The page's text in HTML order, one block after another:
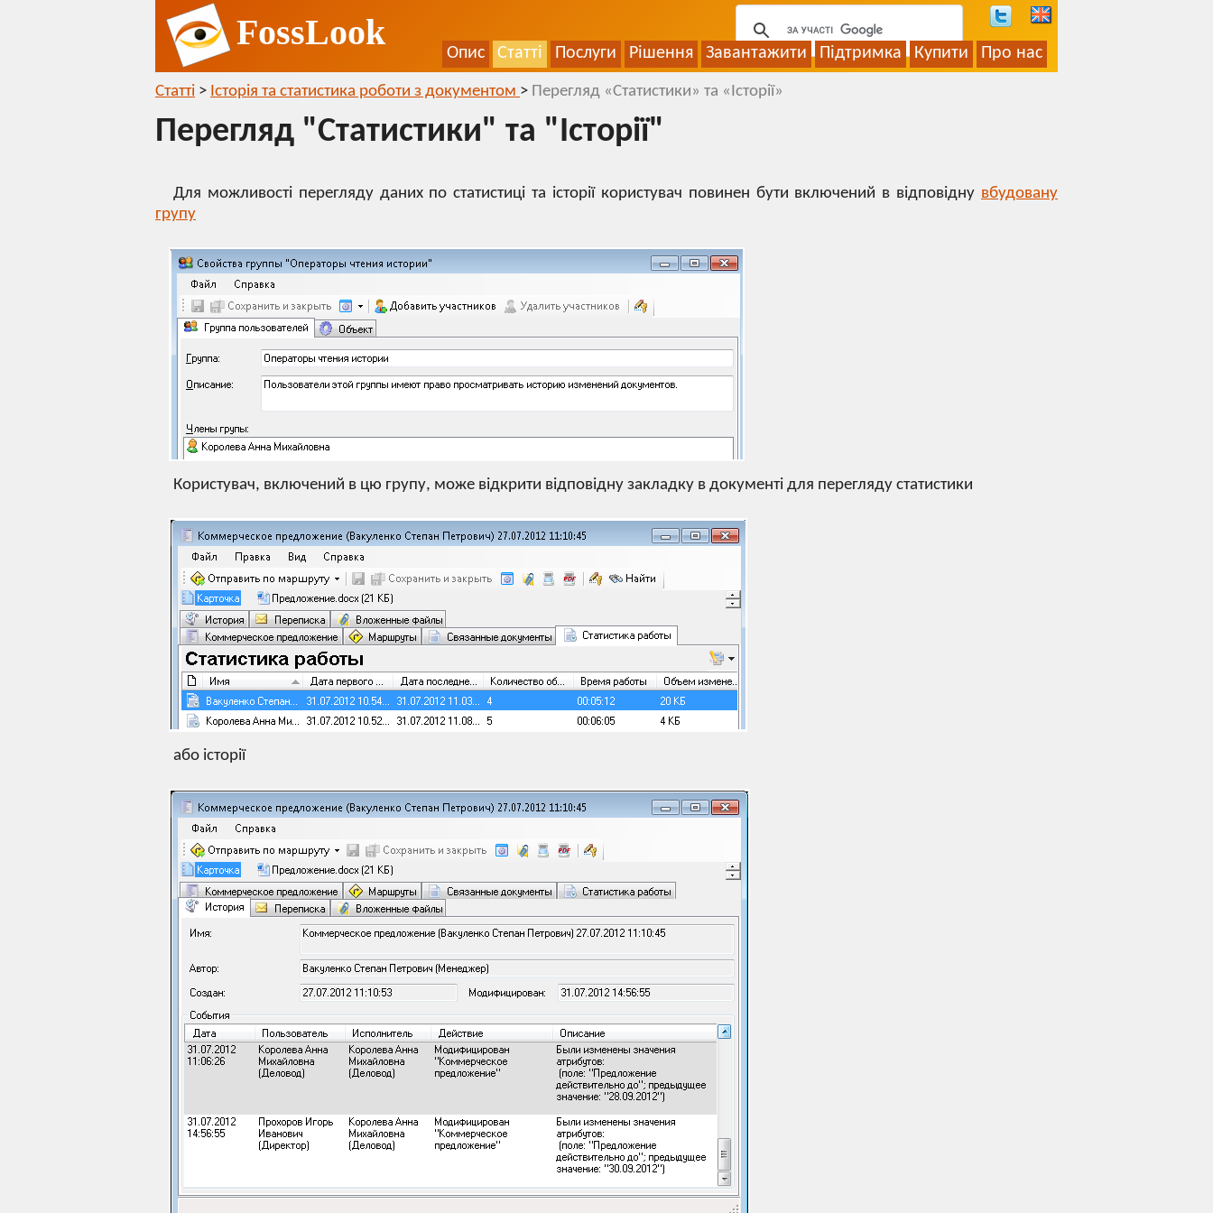
FossLook
Опис Статті Послуги Рішення Завантажити Підтримка Купити Про нас
Статті > Історія та статистика роботи з документом > Перегляд «Статистики» та «Історії»
Перегляд "Статистики" та "Історії"
Для можливості перегляду даних по статистиці та історії користувач повинен бути включений в відповідну вбудовану
групу
Користувач, включений в цю групу, може відкрити відповідну закладку в документі для перегляду статистики
або історії